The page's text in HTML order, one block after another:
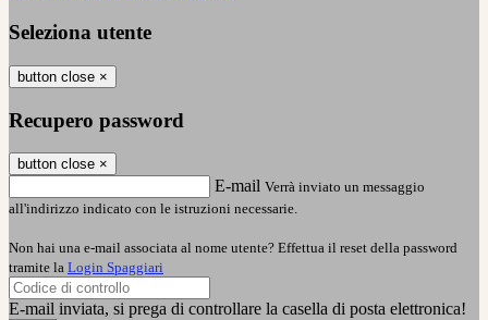
Seleziona utente
button close ×
Recupero password
button close ×
E-mail Verrà inviato un messaggio
all'indirizzo indicato con le istruzioni necessarie.
Non hai una e-mail associata al nome utente? Effettua il reset della password
tramite la Login Spaggiari
E-mail inviata, si prega di controllare la casella di posta elettronica!